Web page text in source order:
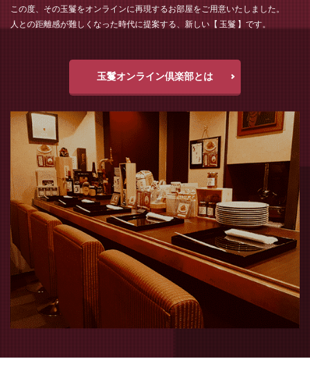
この度、その玉鬘をオンラインに再現するお部屋をご用意いたしました。
人との距離感が難しくなった時代に提案する、新しい【 玉鬘 】です。
玉鬘オンライン倶楽部とは